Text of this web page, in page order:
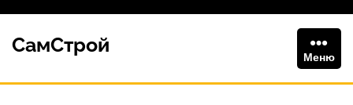
содержимому
СамСтрой
Меню